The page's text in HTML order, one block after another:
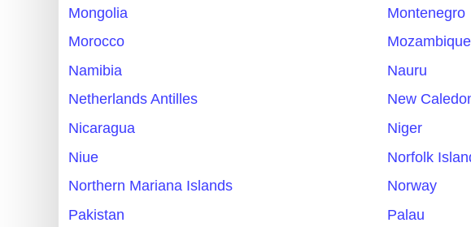
Mongolia
Montenegro
Morocco
Mozambique
Namibia
Nauru
Netherlands Antilles
New
Nicaragua
Niger
Niue
Norfolk
Northern Mariana Islands
Norway
Pakistan
Palau